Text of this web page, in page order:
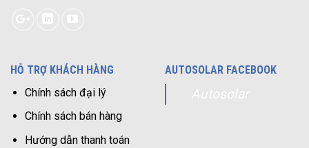
HỖ TRỢ KHÁCH HÀNG
Chính sách đại lý
Chính sách bán hàng
Hướng dẫn thanh toán
AUTOSOLAR FACEBOOK